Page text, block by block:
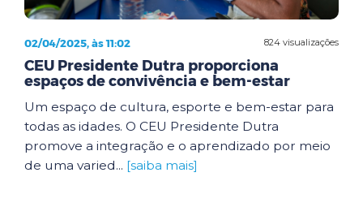
824 visualizações
02/04/2025, às 11:02
CEU Presidente Dutra proporciona
espaços de convivência e bem-estar
Um espaço de cultura, esporte e bem-estar para
todas as idades. O CEU Presidente Dutra
promove a integração e o aprendizado por meio
de uma varied... [saiba mais]